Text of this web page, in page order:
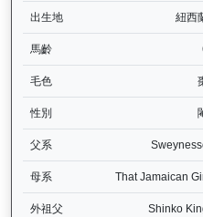
出生地 紐西
馬齡
毛色
性別
父系
母系 That Jamaican
外祖父 Shinko